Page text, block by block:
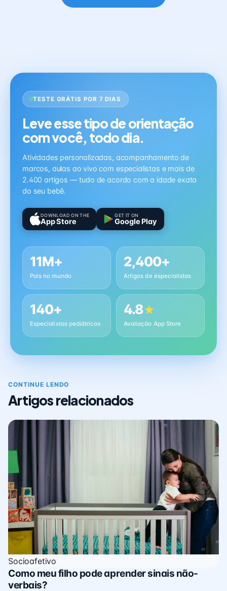
TESTE GRÁTIS POR 7 DIAS
Leve esse tipo de orientação
com você, todo dia.
Atividades personalizadas, acompanhamento de
marcos, aulas ao vivo com especialistas e mais de
2.400 artigos — tudo de acordo com a idade exata
do seu bebê.
DOWNLOAD ON THE
App Store
GET IT ON
Google Play
11M+
Pais no mundo
2,400+
Artigos de especialistas
140+
Especialistas pediátricos
4.8★
Avaliação App Store
CONTINUE LENDO
Artigos relacionados
Socioafetivo
Como meu filho pode aprender sinais não-
verbais?